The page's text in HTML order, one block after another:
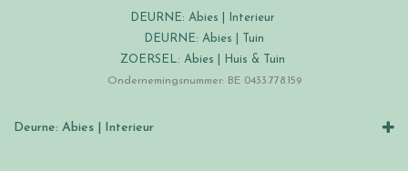
DEURNE: Abies | Interieur
DEURNE: Abies | Tuin
ZOERSEL: Abies | Huis & Tuin
Ondernemingsnummer: BE 0433.778.159
Deurne: Abies | Interieur